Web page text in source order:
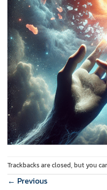
Trackbacks are closed, but you
← Previous